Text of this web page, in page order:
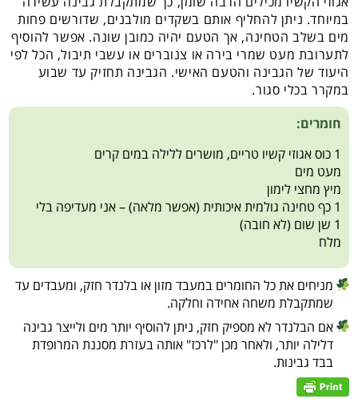
במיוחד. ניתן להחליף אותם בשקדים מולבנים, שדורשים פחות
מים בשלב הטחינה, אך הטעם יהיה כמובן שונה. אפשר להוסיף
לתערובת מעט שמרי בירה או צנוברים או עשבי תיבול, הכל לפי
היעוד של הגבינה והטעם האישי. הגבינה תחזיק עד שבוע
במקרר בכלי סגור.
חומרים:
1 כוס אגוזי קשיו טריים, מושרים ללילה במים קרים
מעט מים
מיץ מחצי לימון
1 כף טחינה גולמית איכותית (אפשר מלאה) – אני מעדיפה בלי
1 שן שום (לא חובה)
מלח
מניחים את כל החומרים במעבד מזון או בלנדר חזק, ומעבדים עד
שמתקבלת משחה אחידה וחלקה.
אם הבלנדר לא מספיק חזק, ניתן להוסיף יותר מים ולייצר גבינה
דלילה יותר, ולאחר מכן "לרכז" אותה בעזרת מסננת המרופדת
בבד גבינות.